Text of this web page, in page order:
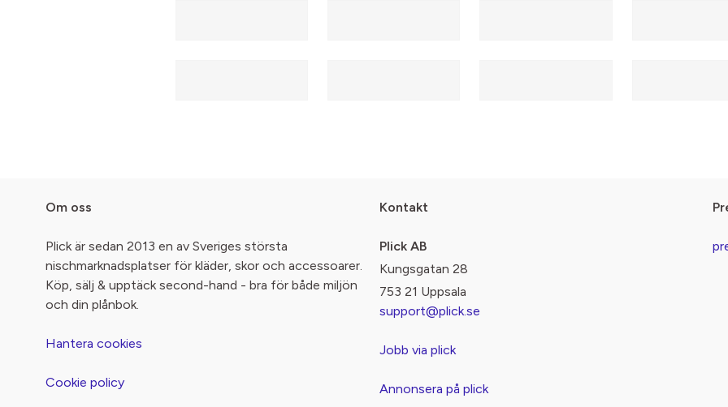
Om oss
Plick är sedan 2013 en av Sveriges största
nischmarknadsplatser för kläder, skor och accessoarer.
Köp, sälj & upptäck second-hand - bra för både miljön
och din plånbok.
Hantera cookies
Cookie policy
Kontakt
Plick AB
Kungsgatan 28
753 21 Uppsala
support@plick.se
Jobb via plick
Annonsera på plick